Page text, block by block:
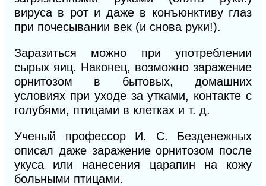
вируса в рот и даже в конъюнктиву глаз
при почесывании век (и снова руки!).
Заразиться можно при употреблении
сырых яиц. Наконец, возможно заражение
орнитозом в бытовых, домашних
условиях при уходе за утками, контакте с
голубями, птицами в клетках и т. д.
Ученый профессор И. С. Безденежных
описал даже заражение орнитозом после
укуса или нанесения царапин на кожу
больными птицами.